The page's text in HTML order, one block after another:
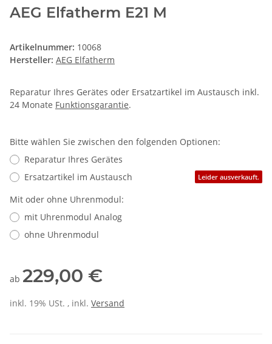
AEG Elfatherm E21 M
Artikelnummer: 10068
Hersteller: AEG Elfatherm
Reparatur Ihres Gerätes oder Ersatzartikel im Austausch inkl.
24 Monate Funktionsgarantie.
Bitte wählen Sie zwischen den folgenden Optionen:
Reparatur Ihres Gerätes
Ersatzartikel im Austausch
Leider ausverkauft.
Mit oder ohne Uhrenmodul:
mit Uhrenmodul Analog
ohne Uhrenmodul
ab 229,00 €
inkl. 19% USt. , inkl. Versand